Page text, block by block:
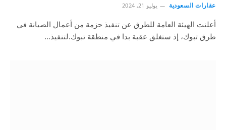
عقارات السعودية يوليو 21, 2024
أعلنت الهيئة العامة للطرق عن تنفيذ حزمة من أعمال الصيانة في
طرق تبوك، إذ ستغلق عقبة بدا في منطقة تبوك.لتنفيذ…